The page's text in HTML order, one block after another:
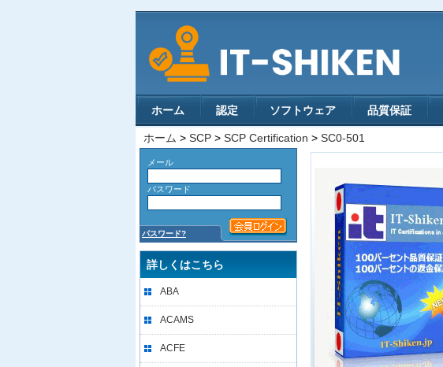
ホーム 認定 ソフトウェア 品質保証
ホーム > SCP > SCP Certification > SC0-501
メール
パスワード
パスワード?
詳しくはこちら
ABA
ACAMS
ACFE